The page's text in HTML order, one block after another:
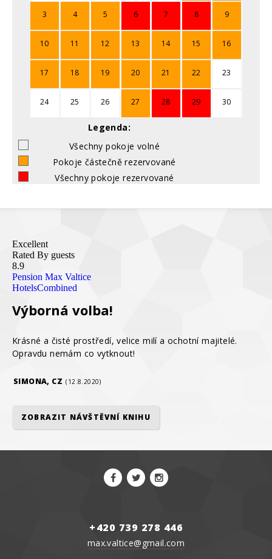
3 4 5 6 7 8 9
10 11 12 13 14 15 16
17 18 19 20 21 22 23
24 25 26 27 28 29 30
Legenda:
Všechny pokoje volné
Pokoje částečně rezervované
Všechny pokoje rezervované
Excellent
Rated By guests
8.9
Pension Max Valtice
HotelsCombined
Výborná volba!
Krásné a čisté prostředí, velice milí a ochotní majitelé.
Opravdu nemám co vytknout!
SIMONA, CZ (12.8.2020)
ZOBRAZIT NÁVŠTĚVNÍ KNIHU
+420 739 278 446
max.valtice@gmail.com